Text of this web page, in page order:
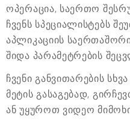
ოპერაცია, საერთო
ჩვენს სპეციალისტებს
აპლიკაციის
შიდა პარამეტრების
ჩვენი განვითარების
მეტის გასაგებად,
ან უყუროთ ვიდეო